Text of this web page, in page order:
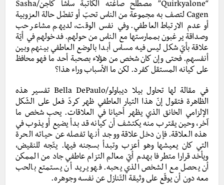
“Quirkyalone” مصطلح صاغته الكاتبة ساشا كاجن/Sasha
Cagen لتصف به مجموعة من الناس تحبّ أو تفضّل حالة العزوبية
أو عدم الارتباط العاطفي. وفي نفس الوقت، لديهم مشاعر حب
وصداقة يرغبون بممارستها مع الناس من حولهم. فدخولهم في أيّة
علاقة بأيّ شكل ليس فيه مساس أبدا بالوضع العاطفي بينهم وبين
أنفسهم. فحتى وإن كان شخص من هؤلاء بصحبة أحد ما فهو محافظ
على كيانه المستقل كفرد. لكن ما الأسباب وراء هذا؟
في مقالة لها تحاول بيلا ديباولو/Bella DePaulo تفسير هذه
الظاهرة فتقول إنّ هذا التيار العاطفي ظهر كردّ فعل على الشّكل
الإلزامي الخانق الذي يظهر أحيانا في العلاقات. يحب شخص ما
آخر، وحين يقترب منه يكتشف أن كيانه قد بدأ يضيع أو يذوب في
هذه العلاقة. فإن دخل علاقة ووجد أنها تفصله عن حياته الحرة
التي كان يعيشها وهو أعزب وتبدأ بسجنه فيها. يتّجه للنقيض،
ويأخد قرارا متطرفا بهدم أيّ معالم التزام عاطفي جاد من الممكن
أن يحصل مع الشخص الذي يحبه. فهو يريد أن يستمتع بالحب
معه دون أن يوقّع على وثيقة التّنازل عن نفسه وجوهره.